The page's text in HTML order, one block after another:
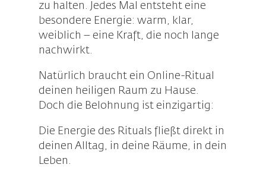
zu halten. Jedes Mal entsteht eine
besondere Energie: warm, klar,
weiblich – eine Kraft, die noch lange
nachwirkt.
Natürlich braucht ein Online-Ritual
deinen heiligen Raum zu Hause.
Doch die Belohnung ist einzigartig:
Die Energie des Rituals fließt direkt in
deinen Alltag, in deine Räume, in dein
Leben.